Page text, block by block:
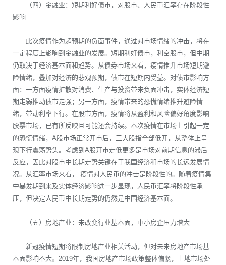
（四）金融业：短期利好债市，对股市、人民币汇率存在阶段性
影响
此次疫情作为超预期的负面事件，通过对市场情绪的冲击，将在
一定程度上影响到金融业的发展。短期利好债市，利空股市，但中期
仍取决于经济基本面和趋势。从债券市场来看，疫情推升市场短期避
险情绪，叠加对经济的悲观预期，债市在短期内受益。对债市影响方
面：一方面疫情扩散对消费、生产与投资带来负面冲击，实体经济短
期走弱推动债市走强；另一方面，疫情带来的恐慌情绪推升避险情
绪，带动利率下行。在股市方面，疫情将从盈利和风险偏好角度影响
股票市场，已有所反映且可能还会持续。本次疫情在市场上引起一定
的恐慌情绪，A股市场正常开市后，三大股指全部低开，从整体上呈
现下行震荡势头。考虑到A股开市走低更多是市场对前期信息的滞后
反应，因此对股市中长期走势关键在于我国经济和市场的长远发展情
况。从汇率市场来看， 疫情对人民币的冲击是阶段性的。随着疫情集
中暴发期到来及实体经济影响进一步显现，人民币汇率将阶段性承
压，但决定人民币中长期走势的仍然是中国经济基本面。
（五）房地产业：未改变行业基本面，中小房企压力增大
新冠疫情短期将限制房地产业相关活动，但对未来房地产市场基
本面影响不大。2019年，我国房地产市场政策整体偏紧，土地市场处